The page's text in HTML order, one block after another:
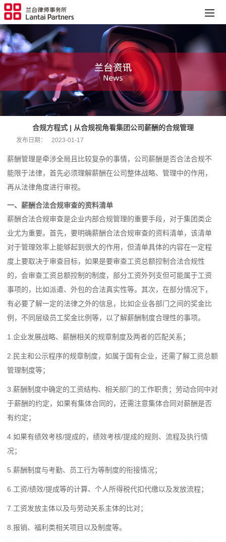
合规方程式 | 从合规视角看集团公司薪酬的合规管理
发布日期： 2023-01-17
薪酬管理是牵涉全局且比较复杂的事情，公司薪酬是否合法合规不
能限于法律，首先必须理解薪酬在公司整体战略、管理中的作用，
再从法律角度进行审视。
一、薪酬合法合规审查的资料清单
薪酬合法合规审查是企业内部合规管理的重要手段，对于集团类企
业尤为重要。首先，要明确薪酬合法合规审查的资料清单，该清单
对于管理效率上能够起到很大的作用，但清单具体的内容在一定程
度上要取决于审查目标，如果是要审查工资总额控制合法合规性
的，会审查工资总额控制的制度，部分工资外列支但可能属于工资
事项的，比如派遣、外包的合法真实性等。其次，在部分情况下，
有必要了解一定的法律之外的信息，比如企业各部门之间的奖金比
例，不同层级员工奖金比例等，以了解薪酬制度合理性的事项。
1.企业发展战略、薪酬相关的规章制度及两者的匹配关系；
2.民主和公示程序的规章制度，如属于国有企业，还需了解工资总额
管理制度等；
3.薪酬制度中确定的工资结构、相关部门的工作职责；劳动合同中对
于薪酬的约定，如果有集体合同的，还需注意集体合同对薪酬是否
有约定；
4.如果有绩效考核/提成的，绩效考核/提成的规则、流程及执行情
况；
5.薪酬制度与考勤、员工行为等制度的衔接情况；
6.工资/绩效/提成等的计算、个人所得税代扣代缴以及发放流程；
7.工资发放主体以及与劳动关系主体的比对；
8.报销、福利类相关项目以及制度等。